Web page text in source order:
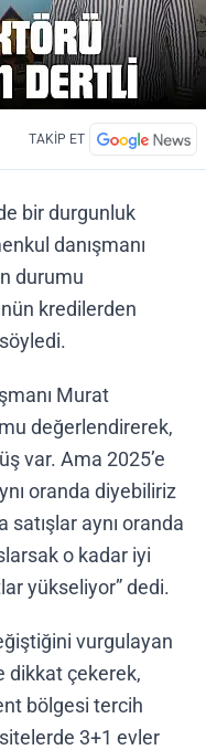
TAKİP ET
bir durgunluk
danışmanı
durumu
kredilerden
Murat
değerlendirerek,
var. Ama 2025’e
oranda diyebiliriz
satışlar aynı oranda
o kadar iyi
yükseliyor” dedi.
vurgulayan
dikkat çekerek,
bölgesi tercih
3+1 evler